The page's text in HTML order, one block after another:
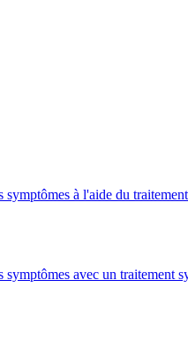
à l'aide du
avec un traitement